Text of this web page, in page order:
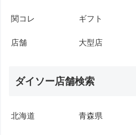
関コレ ギフト
店舗 大型店
ダイソー店舗検索
北海道 青森県